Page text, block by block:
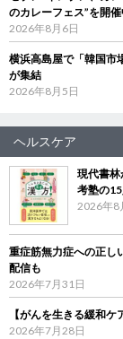
のカレーフェス”を開催
2026年8月6日
横浜高島屋で「韓国
が集結
2026年8月5日
ヘルスケア
現代書
考塾の
2026年8
重症筋無力症への正
配信も
2026年7月31日
【がんを生きる緩和
2026年7月28日